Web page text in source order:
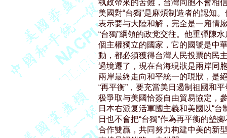
執政帶來的苦難，台灣同胞不會相
美國對“台獨”是麻煩制造者的認知
表示要与大陸和解，完全是一廂情
“台獨”綱領的政党交往。他重彈陳
個主權獨立的國家，它的國號是中
動，都必須獲得台灣人民投票的民
過境遷了，現在台海現狀是兩岸同
兩岸最終走向和平統一的現狀，是
“再平衡”，要充當美日遏制祖國和
极爭取与美國恰簽自由貿易協定，
日本右派复活軍國主義和美國以“
日也不會把“台獨”作為再平衡的墊
合作雙贏，共同努力构建中美的新